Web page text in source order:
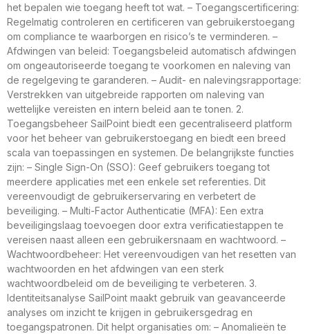
het bepalen wie toegang heeft tot wat. – Toegangscertificering:
Regelmatig controleren en certificeren van gebruikerstoegang
om compliance te waarborgen en risico’s te verminderen. –
Afdwingen van beleid: Toegangsbeleid automatisch afdwingen
om ongeautoriseerde toegang te voorkomen en naleving van
de regelgeving te garanderen. – Audit- en nalevingsrapportage:
Verstrekken van uitgebreide rapporten om naleving van
wettelijke vereisten en intern beleid aan te tonen. 2.
Toegangsbeheer SailPoint biedt een gecentraliseerd platform
voor het beheer van gebruikerstoegang en biedt een breed
scala van toepassingen en systemen. De belangrijkste functies
zijn: – Single Sign-On (SSO): Geef gebruikers toegang tot
meerdere applicaties met een enkele set referenties. Dit
vereenvoudigt de gebruikerservaring en verbetert de
beveiliging. – Multi-Factor Authenticatie (MFA): Een extra
beveiligingslaag toevoegen door extra verificatiestappen te
vereisen naast alleen een gebruikersnaam en wachtwoord. –
Wachtwoordbeheer: Het vereenvoudigen van het resetten van
wachtwoorden en het afdwingen van een sterk
wachtwoordbeleid om de beveiliging te verbeteren. 3.
Identiteitsanalyse SailPoint maakt gebruik van geavanceerde
analyses om inzicht te krijgen in gebruikersgedrag en
toegangspatronen. Dit helpt organisaties om: – Anomalieën te